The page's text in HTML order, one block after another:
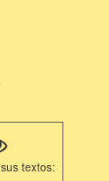
textos: